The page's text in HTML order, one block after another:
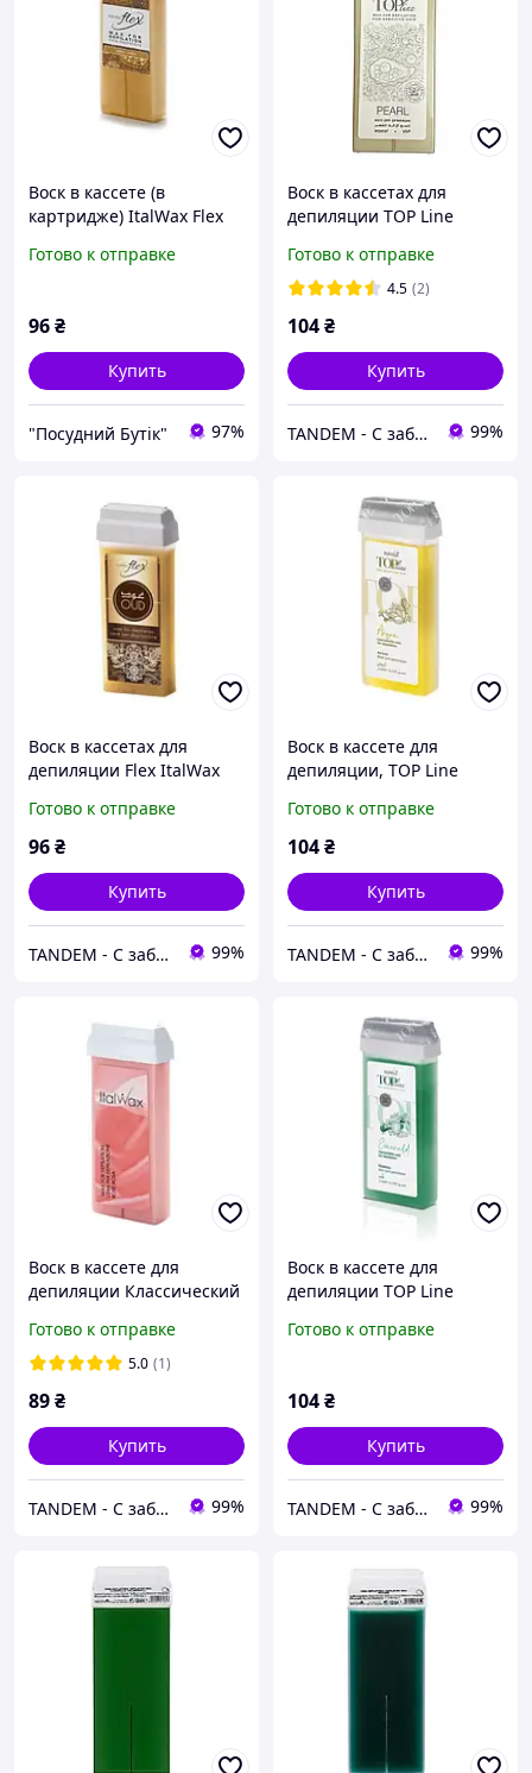
Воск в кассете (в
картридже) ItalWax Flex
Готово к отправке
96₴
Купить
"Посудний Бутік" 97%
Воск в кассетах для
депиляции TOP Line
100 мл
Готово к отправке
4.5 (2)
104₴
Купить
TANDEM - С заботой о Вас и ваших клиентах 99%
Воск в кассетах для
депиляции Flex ItalWax
Готово к отправке
96₴
Купить
TANDEM - С заботой о Вас и ваших клиентах 99%
Воск в кассете для
депиляции, TOP Line
Готово к отправке
104₴
Купить
TANDEM - С заботой о Вас и ваших клиентах 99%
Воск в кассете для
депиляции Классический
100 мл
Готово к отправке
5.0 (1)
89₴
Купить
TANDEM - С заботой о Вас и ваших клиентах 99%
Воск в кассете для
депиляции TOP Line
Готово к отправке
104₴
Купить
TANDEM - С заботой о Вас и ваших клиентах 99%